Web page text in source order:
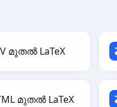
മുതൽ LaTeX
മുതൽ LaTeX